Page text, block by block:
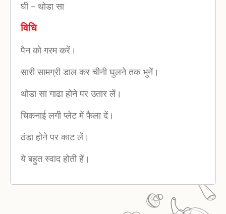
घी– थोडा सा
विधि
पैन को गरम करें।
सारी सामग्री डाल कर चीनी घुलने तक भुनें।
थोडा सा गाढा होने पर उतार लें।
चिकनाई लगी प्लेट में फैला दें।
ठंडा होने पर काट लें।
ये बहुत स्वाद होती हें।